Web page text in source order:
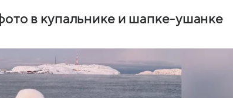
в купальнике и шапке-ушанке